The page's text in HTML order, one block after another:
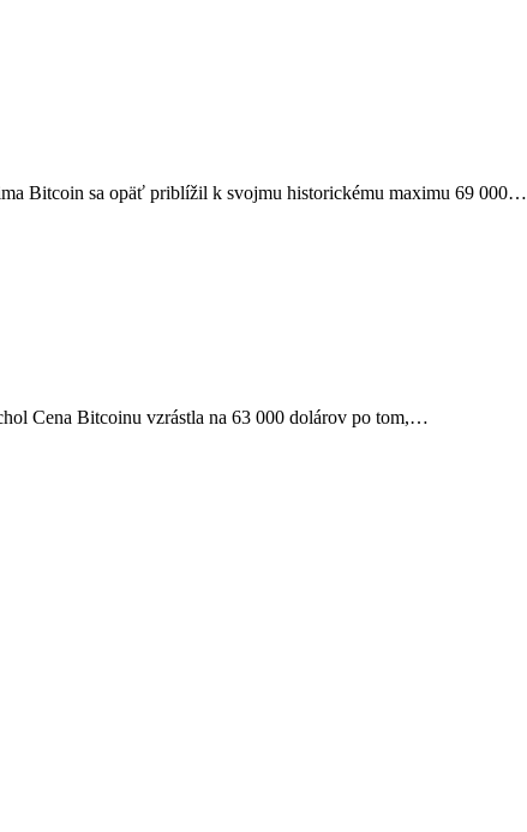
Bitcoin sa opäť priblížil k svojmu historickému maximu 69 000…
Cena Bitcoinu vzrástla na 63 000 dolárov po tom,…